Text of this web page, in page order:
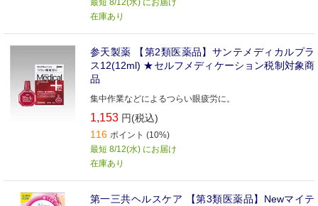
最短 8/12(水) にお届け
在庫あり
参天製薬 【第2類医薬品】サンテメディカルプラ
ス12(12ml) ★セルフメディケーション税制対象商
品
集中作業などによるつらい眼疲労に。
1,153 円(税込)
116 ポイント (10%)
最短 8/12(水) にお届け
在庫あり
第一三共ヘルスケア 【第3類医薬品】Newマイテ